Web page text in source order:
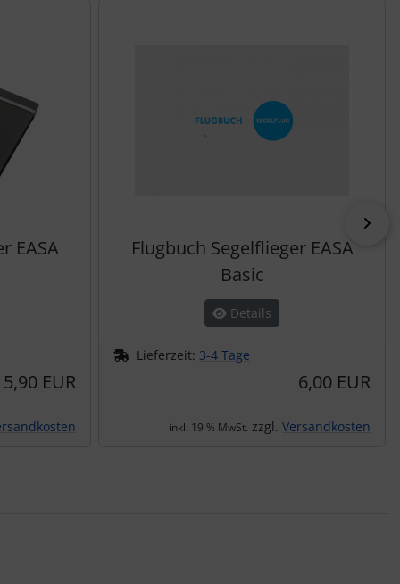
EASA
EUR
Flugbuch Segelflieger EASA
Basic
Details
Lieferzeit: 3-4 Tage
6,00 EUR
inkl. 19 % MwSt. zzgl. Versandkosten